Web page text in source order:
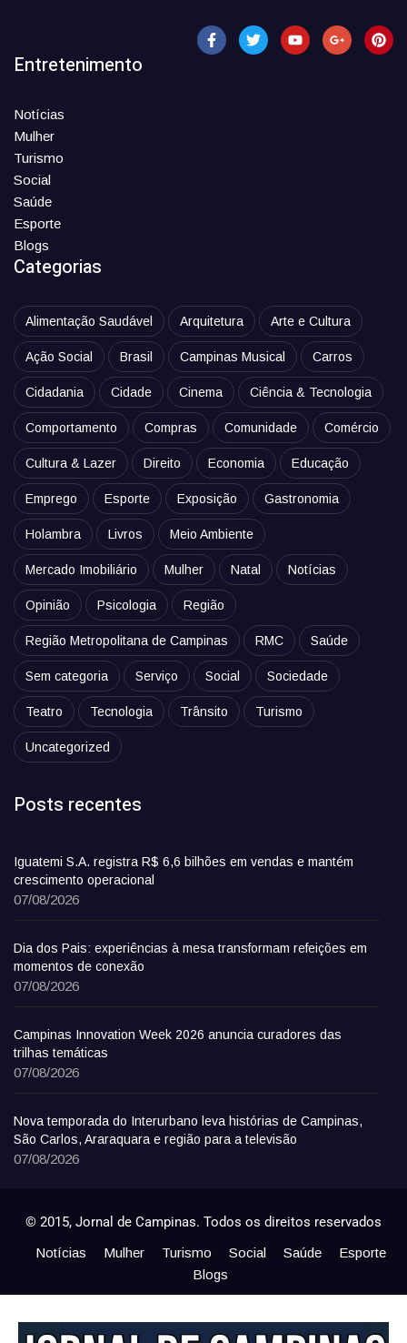
Entretenimento
Notícias
Mulher
Turismo
Social
Saúde
Esporte
Blogs
Categorias
Alimentação Saudável Arquitetura Arte e Cultura
Ação Social Brasil Campinas Musical Carros
Cidadania Cidade Cinema Ciência & Tecnologia
Comportamento Compras Comunidade Comércio
Cultura & Lazer Direito Economia Educação
Emprego Esporte Exposição Gastronomia
Holambra Livros Meio Ambiente
Mercado Imobiliário Mulher Natal Notícias
Opinião Psicologia Região
Região Metropolitana de Campinas RMC Saúde
Sem categoria Serviço Social Sociedade
Teatro Tecnologia Trânsito Turismo
Uncategorized
Posts recentes
Iguatemi S.A. registra R$ 6,6 bilhões em vendas e mantém
crescimento operacional
07/08/2026
Dia dos Pais: experiências à mesa transformam refeições em
momentos de conexão
07/08/2026
Campinas Innovation Week 2026 anuncia curadores das
trilhas temáticas
07/08/2026
Nova temporada do Interurbano leva histórias de Campinas,
São Carlos, Araraquara e região para a televisão
07/08/2026
© 2015, Jornal de Campinas. Todos os direitos reservados
Notícias Mulher Turismo Social Saúde
Esporte
Blogs